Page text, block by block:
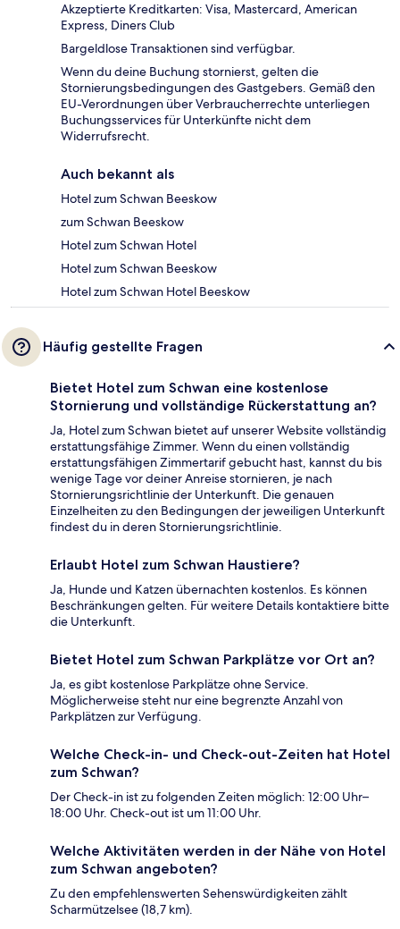
Akzeptierte Kreditkarten: Visa, Mastercard, American
Express, Diners Club
Bargeldlose Transaktionen sind verfügbar.
Wenn du deine Buchung stornierst, gelten die
Stornierungsbedingungen des Gastgebers. Gemäß den
EU-Verordnungen über Verbraucherrechte unterliegen
Buchungsservices für Unterkünfte nicht dem
Widerrufsrecht.
Auch bekannt als
Hotel zum Schwan Beeskow
zum Schwan Beeskow
Hotel zum Schwan Hotel
Hotel zum Schwan Beeskow
Hotel zum Schwan Hotel Beeskow
Häufig gestellte Fragen
Bietet Hotel zum Schwan eine kostenlose
Stornierung und vollständige Rückerstattung an?
Ja, Hotel zum Schwan bietet auf unserer Website vollständig
erstattungsfähige Zimmer. Wenn du einen vollständig
erstattungsfähigen Zimmertarif gebucht hast, kannst du bis
wenige Tage vor deiner Anreise stornieren, je nach
Stornierungsrichtlinie der Unterkunft. Die genauen
Einzelheiten zu den Bedingungen der jeweiligen Unterkunft
findest du in deren Stornierungsrichtlinie.
Erlaubt Hotel zum Schwan Haustiere?
Ja, Hunde und Katzen übernachten kostenlos. Es können
Beschränkungen gelten. Für weitere Details kontaktiere bitte
die Unterkunft.
Bietet Hotel zum Schwan Parkplätze vor Ort an?
Ja, es gibt kostenlose Parkplätze ohne Service.
Möglicherweise steht nur eine begrenzte Anzahl von
Parkplätzen zur Verfügung.
Welche Check-in- und Check-out-Zeiten hat Hotel
zum Schwan?
Der Check-in ist zu folgenden Zeiten möglich: 12:00 Uhr–
18:00 Uhr. Check-out ist um 11:00 Uhr.
Welche Aktivitäten werden in der Nähe von Hotel
zum Schwan angeboten?
Zu den empfehlenswerten Sehenswürdigkeiten zählt
Scharmützelsee (18,7 km).